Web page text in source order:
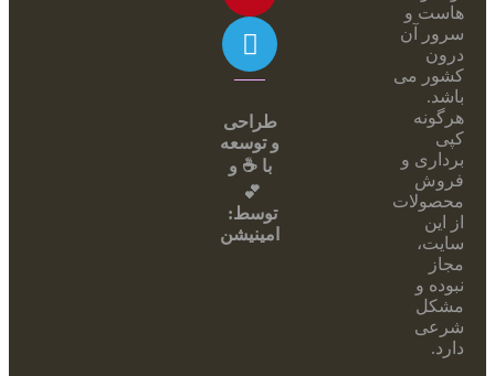
هاست و
سرور آن
درون
کشور می
باشد.
هرگونه
کپی
برداری و
فروش
محصولات
از این
سایت،
مجاز
نبوده و
مشکل
شرعی
دارد.
طراحی
و توسعه
با ☕ و
💕
توسط:
امینیشن